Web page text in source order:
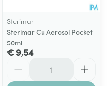
Sterimar
Sterimar Cu Aerosol Pocket
50ml
€ 9,54